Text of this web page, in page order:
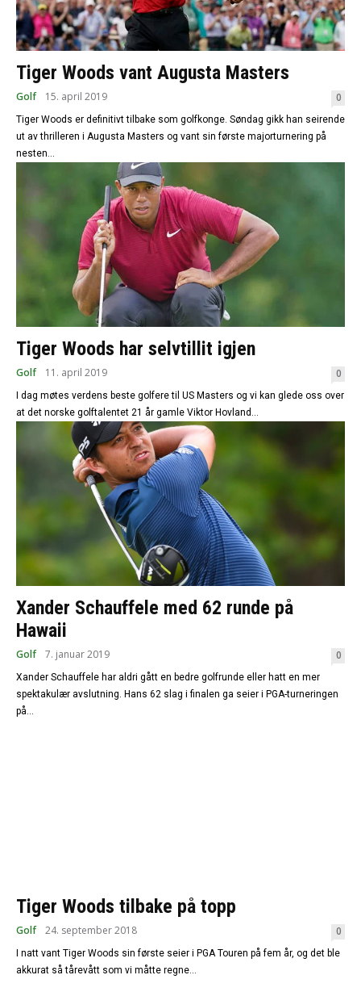
Tiger Woods vant Augusta Masters
Golf 15. april 2019 0
Tiger Woods er definitivt tilbake som golfkonge. Søndag gikk han seirende
ut av thrilleren i Augusta Masters og vant sin første majorturnering på
nesten...
Tiger Woods har selvtillit igjen
Golf 11. april 2019 0
I dag møtes verdens beste golfere til US Masters og vi kan glede oss over
at det norske golftalentet 21 år gamle Viktor Hovland...
Xander Schauffele med 62 runde på
Hawaii
Golf 7. januar 2019 0
Xander Schauffele har aldri gått en bedre golfrunde eller hatt en mer
spektakulær avslutning. Hans 62 slag i finalen ga seier i PGA-turneringen
på...
Tiger Woods tilbake på topp
Golf 24. september 2018 0
I natt vant Tiger Woods sin første seier i PGA Touren på fem år, og det ble
akkurat så tårevått som vi måtte regne...